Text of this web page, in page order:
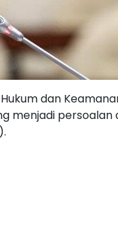
dan
menjadi persoalan